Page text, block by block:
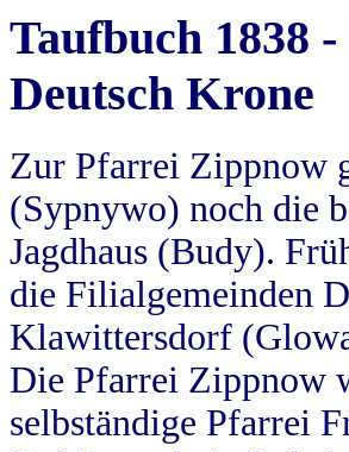
Taufbuch 1838
Deutsch Krone
Zur Pfarrei Zippnow
(Sypnywo) noch die
Jagdhaus (Budy).
die Filialgemeinden
Klawittersdorf
Die Pfarrei Zippnow
selbständige Pfarrei